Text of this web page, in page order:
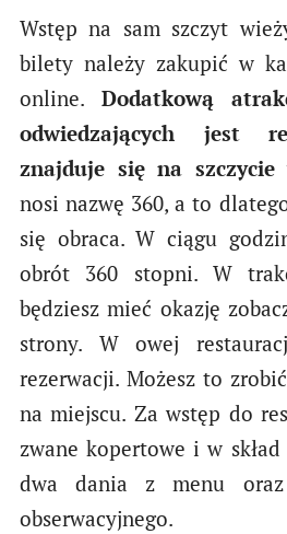
Wstęp na sam szczyt
bilety należy zakupić w
online. Dodatkową
odwiedzających jest
znajduje się na szczycie
nosi nazwę 360, a to
się obraca. W ciągu
obrót 360 stopni. W
będziesz mieć okazję
strony. W owej
rezerwacji. Możesz to
na miejscu. Za wstęp do
zwane kopertowe i w
dwa dania z menu
obserwacyjnego.